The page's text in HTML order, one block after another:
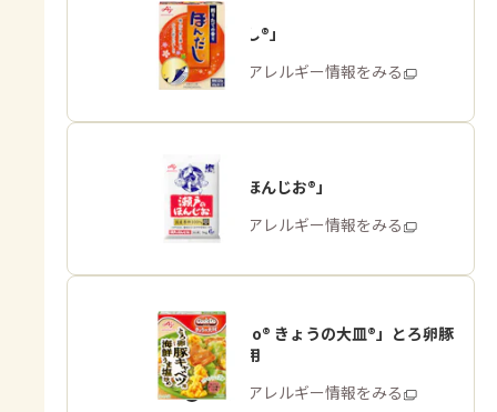
「ほんだし®」
商品・アレルギー情報をみる
「瀬戸のほんじお®」
商品・アレルギー情報をみる
「Cook Do® きょうの大皿®」とろ卵豚
キャベツ用
商品・アレルギー情報をみる